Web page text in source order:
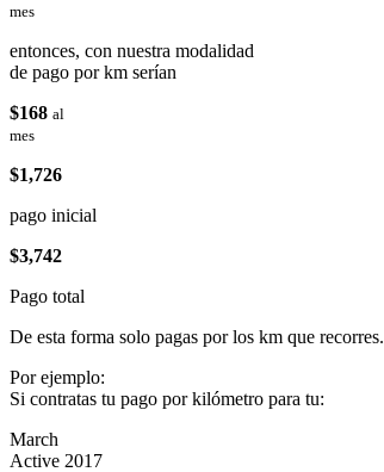
mes
entonces, con nuestra modalidad
de pago por km serían
$168 al
mes
$1,726
pago inicial
$3,742
Pago total
De esta forma solo pagas por los km que recorres.
Por ejemplo:
Si contratas tu pago por kilómetro para tu:
March
Active 2017